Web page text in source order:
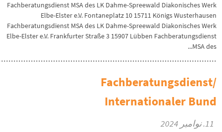
Fachberatungsdienst MSA des LK Dahme-Spreewald Diakonisches Werk
Elbe-Elster e.V. Fontaneplatz 10 15711 Königs Wusterhausen
Fachberatungsdienst MSA des LK Dahme-Spreewald Diakonisches Werk
Elbe-Elster e.V. Frankfurter Straße 3 15907 Lübben Fachberatungsdienst
MSA des...
Fachberatungsdienst/
Internationaler Bund
11. نوامبر 2024